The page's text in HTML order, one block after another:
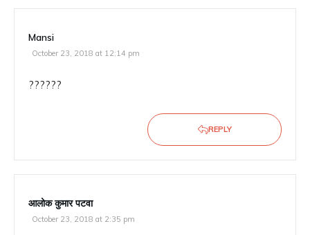
Mansi
October 23, 2018 at 12:14 pm
??????
REPLY
आलोक कुमार पटवा
October 23, 2018 at 2:35 pm